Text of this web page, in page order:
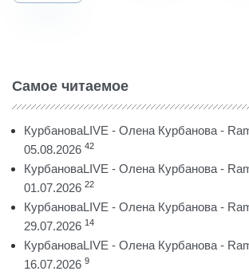
Самое читаемое
КурбановаLIVE - Олена Курбанова -
05.08.2026 42
КурбановаLIVE - Олена Курбанова -
01.07.2026 22
КурбановаLIVE - Олена Курбанова -
29.07.2026 14
КурбановаLIVE - Олена Курбанова -
16.07.2026 9